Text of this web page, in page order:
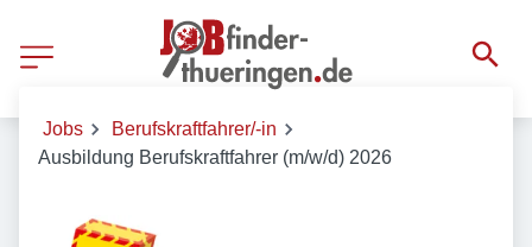
Jobs
Berufskraftfahrer/-in
Ausbildung Berufskraftfahrer (m/w/d) 2026